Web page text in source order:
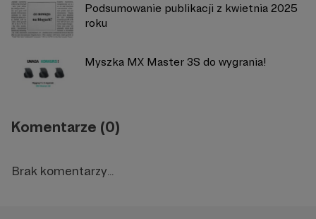
Podsumowanie publikacji z kwietnia 2025
roku
Myszka MX Master 3S do wygrania!
Komentarze (0)
Brak komentarzy...